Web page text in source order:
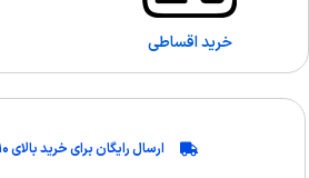
خرید اقساطی
ارسال رایگان برای خرید بالای ۱۰ میلیون تومان